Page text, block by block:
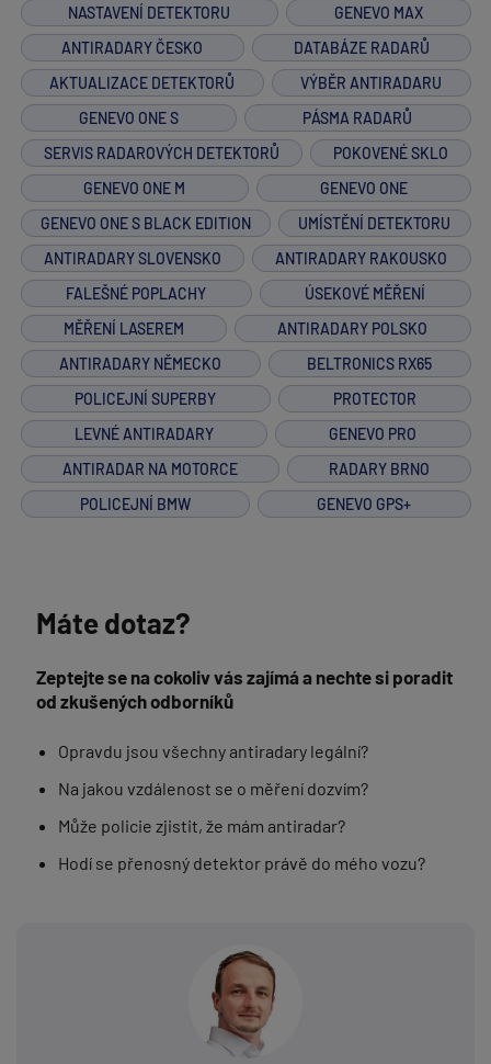
NASTAVENÍ DETEKTORU
GENEVO MAX
ANTIRADARY ČESKO
DATABÁZE RADARŮ
AKTUALIZACE DETEKTORŮ
VÝBĚR ANTIRADARU
GENEVO ONE S
PÁSMA RADARŮ
SERVIS RADAROVÝCH DETEKTORŮ
POKOVENÉ SKLO
GENEVO ONE M
GENEVO ONE
GENEVO ONE S BLACK EDITION
UMÍSTĚNÍ DETEKTORU
ANTIRADARY SLOVENSKO
ANTIRADARY RAKOUSKO
FALEŠNÉ POPLACHY
ÚSEKOVÉ MĚŘENÍ
MĚŘENÍ LASEREM
ANTIRADARY POLSKO
ANTIRADARY NĚMECKO
BELTRONICS RX65
POLICEJNÍ SUPERBY
PROTECTOR
LEVNÉ ANTIRADARY
GENEVO PRO
ANTIRADAR NA MOTORCE
RADARY BRNO
POLICEJNÍ BMW
GENEVO GPS+
Máte dotaz?
Zeptejte se na cokoliv vás zajímá a nechte si poradit
od zkušených odborníků
Opravdu jsou všechny antiradary legální?
Na jakou vzdálenost se o měření dozvím?
Může policie zjistit, že mám antiradar?
Hodí se přenosný detektor právě do mého vozu?